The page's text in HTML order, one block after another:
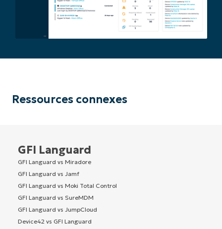
Ressources connexes
GFI Languard
GFI Languard vs Miradore
GFI Languard vs Jamf
GFI Languard vs Moki Total Control
GFI Languard vs SureMDM
GFI Languard vs JumpCloud
Device42 vs GFI Languard